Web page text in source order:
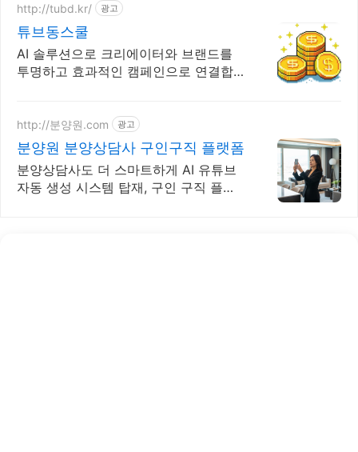
http://tubd.kr/ 광고
튜브동스쿨
AI 솔루션으로 크리에이터와 브랜드를
투명하고 효과적인 캠페인으로 연결합
http://분양원.com 광고
분양원 분양상담사 구인구직 플랫폼
분양상담사도 더 스마트하게 AI 유튜브
자동 생성 시스템 탑재, 구인 구직 플랫